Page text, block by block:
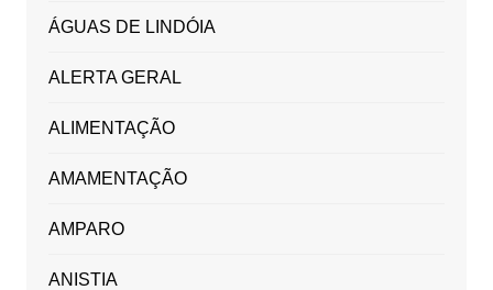
ÁGUAS DE LINDÓIA
ALERTA GERAL
ALIMENTAÇÃO
AMAMENTAÇÃO
AMPARO
ANISTIA